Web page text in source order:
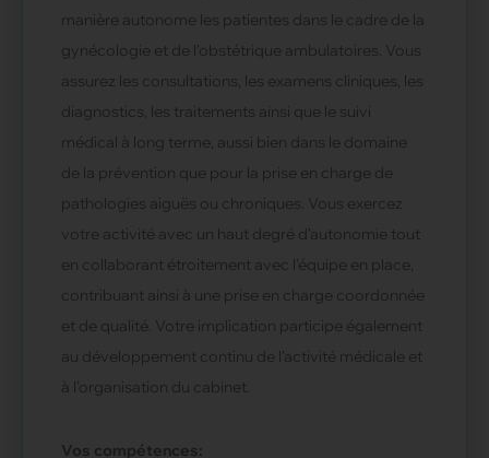
manière autonome les patientes dans le cadre de la
gynécologie et de l’obstétrique ambulatoires. Vous
assurez les consultations, les examens cliniques, les
diagnostics, les traitements ainsi que le suivi
médical à long terme, aussi bien dans le domaine
de la prévention que pour la prise en charge de
pathologies aiguës ou chroniques. Vous exercez
votre activité avec un haut degré d’autonomie tout
en collaborant étroitement avec l’équipe en place,
contribuant ainsi à une prise en charge coordonnée
et de qualité. Votre implication participe également
au développement continu de l’activité médicale et
à l’organisation du cabinet.
Vos compétences: